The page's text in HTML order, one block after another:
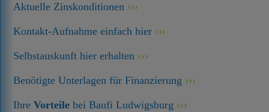
Aktuelle Zinskonditionen
Kontakt-Aufnahme einfach hier
Selbstauskunft hier erhalten
Benötigte Unterlagen für Finanzierung
IhreVorteile bei Baufi Ludwigsburg